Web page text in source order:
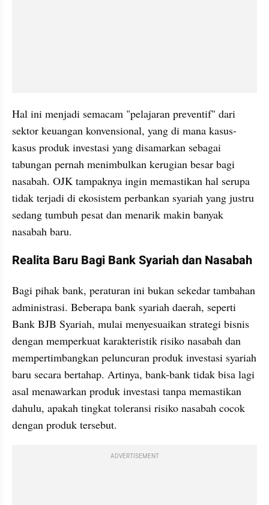
Hal ini menjadi semacam "pelajaran preventif" dari
sektor keuangan konvensional, yang di mana kasus-
kasus produk investasi yang disamarkan sebagai
tabungan pernah menimbulkan kerugian besar bagi
nasabah. OJK tampaknya ingin memastikan hal serupa
tidak terjadi di ekosistem perbankan syariah yang justru
sedang tumbuh pesat dan menarik makin banyak
nasabah baru.
Realita Baru Bagi Bank Syariah dan Nasabah
Bagi pihak bank, peraturan ini bukan sekedar tambahan
administrasi. Beberapa bank syariah daerah, seperti
Bank BJB Syariah, mulai menyesuaikan strategi bisnis
dengan memperkuat karakteristik risiko nasabah dan
mempertimbangkan peluncuran produk investasi syariah
baru secara bertahap. Artinya, bank-bank tidak bisa lagi
asal menawarkan produk investasi tanpa memastikan
dahulu, apakah tingkat toleransi risiko nasabah cocok
dengan produk tersebut.
ADVERTISEMENT